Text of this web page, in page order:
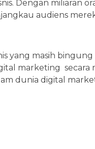
Dengan miliaran
audiens
yang masih
marketing secara
dunia digital